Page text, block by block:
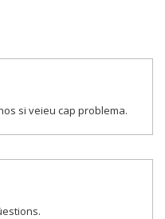
si veieu cap problema.